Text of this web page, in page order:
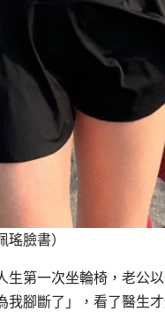
臉書）
第一次坐輪椅，老公
腳斷了」，看了醫生